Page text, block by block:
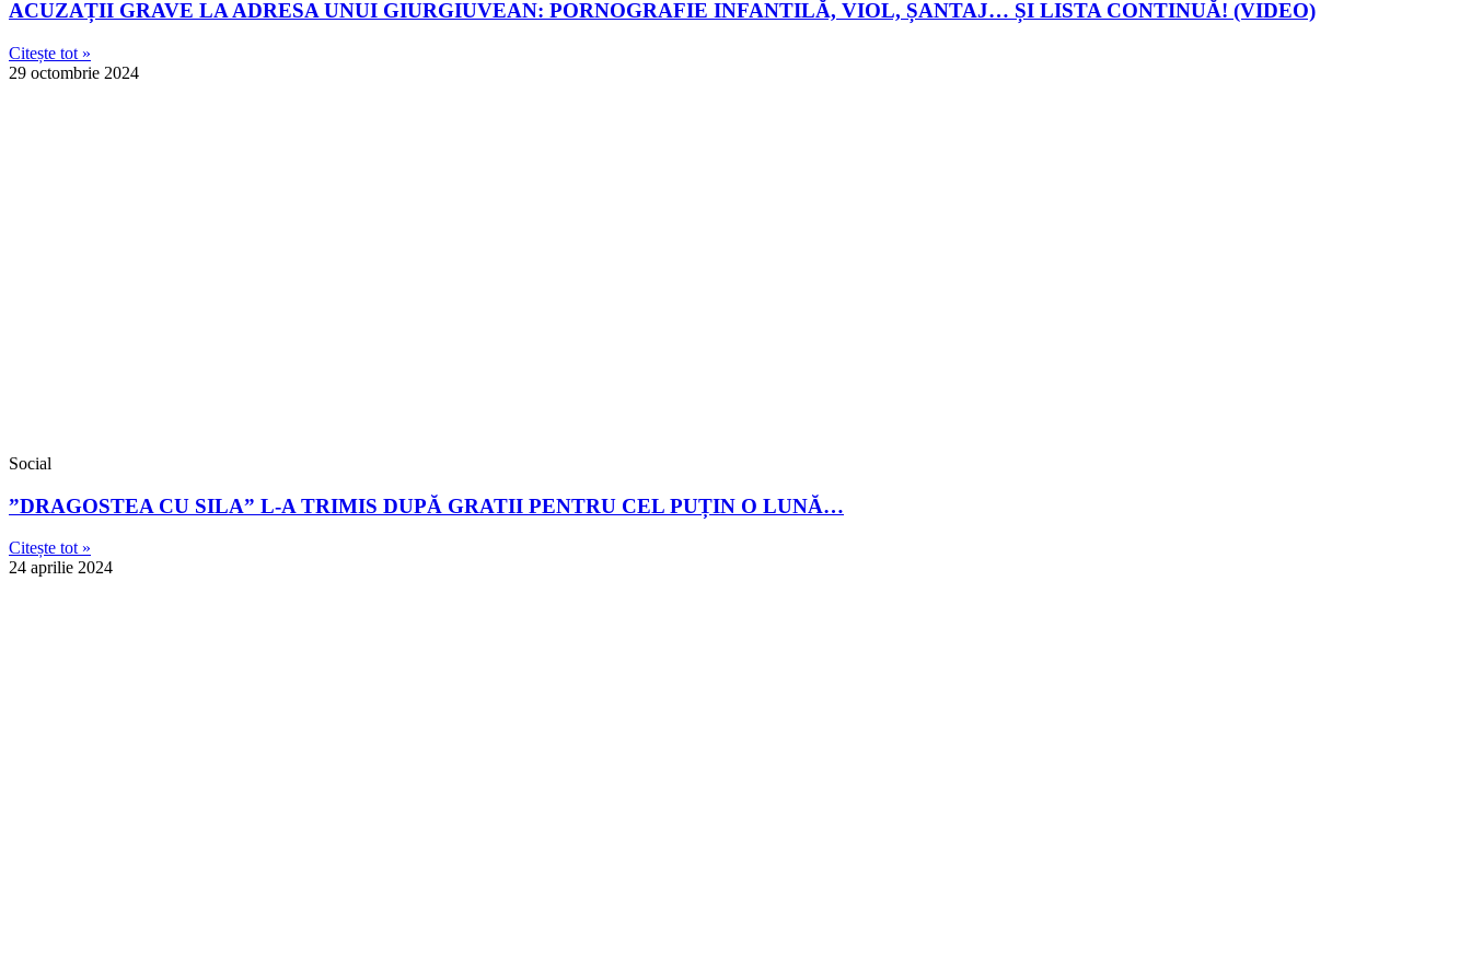
ACUZAȚII GRAVE LA ADRESA UNUI GIURGIUVEAN: PORNOGRAFIE INFANTILĂ, VIOL, ȘANTAJ… ȘI LISTA CONTINUĂ! (VIDEO)
Citește tot »
29 octombrie 2024
Social
”DRAGOSTEA CU SILA” L-A TRIMIS DUPĂ GRATII PENTRU CEL PUȚIN O LUNĂ…
Citește tot »
24 aprilie 2024